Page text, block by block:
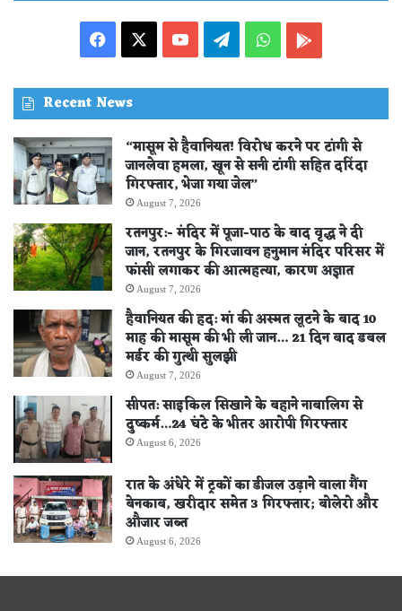
Facebook YouTubeTelegramWhatsApp
Recent News
“मासूम से हैवानियत! विरोध करने पर टांगी से
जानलेवा हमला, खून से सनी टांगी सहित दरिंदा
गिरफ्तार, भेजा गया जेल”
August 7, 2026
रतनपुर:- मंदिर में पूजा-पाठ के बाद वृद्ध ने दी
जान, रतनपुर के गिरजावन हनुमान मंदिर परिसर में
फांसी लगाकर की आत्महत्या, कारण अज्ञात
August 7, 2026
हैवानियत की हद: मां की अस्मत लूटने के बाद 10
माह की मासूम की भी ली जान… 21 दिन बाद डबल
मर्डर की गुत्थी सुलझी
August 7, 2026
सीपत: साइकिल सिखाने के बहाने नाबालिग से
दुष्कर्म…24 घंटे के भीतर आरोपी गिरफ्तार
August 6, 2026
रात के अंधेरे में ट्रकों का डीजल उड़ाने वाला गैंग
बेनकाब, खरीदार समेत 3 गिरफ्तार; बोलेरो और
औजार जब्त
August 6, 2026